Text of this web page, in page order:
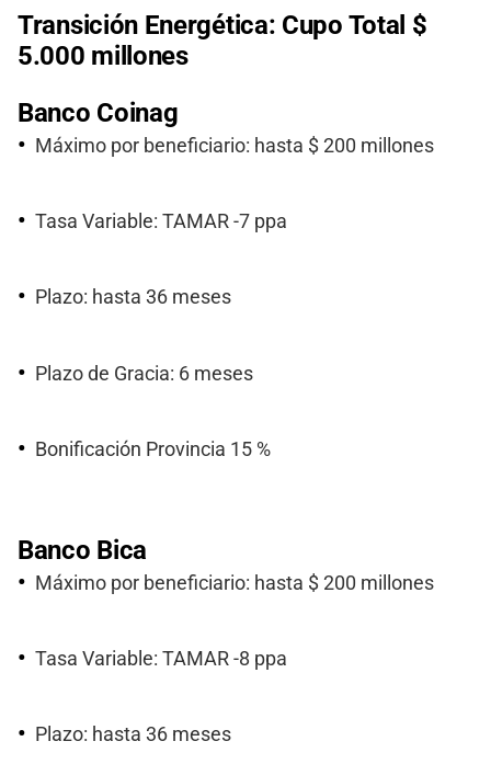
Transición Energética: Cupo Total $
5.000 millones
Banco Coinag
Máximo por beneficiario: hasta $ 200 millones
Tasa Variable: TAMAR -7 ppa
Plazo: hasta 36 meses
Plazo de Gracia: 6 meses
Bonificación Provincia 15 %
Banco Bica
Máximo por beneficiario: hasta $ 200 millones
Tasa Variable: TAMAR -8 ppa
Plazo: hasta 36 meses